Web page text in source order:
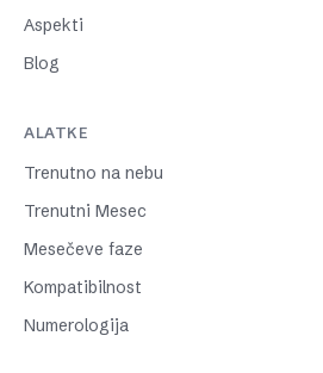
Aspekti
Blog
ALATKE
Trenutno na nebu
Trenutni Mesec
Mesečeve faze
Kompatibilnost
Numerologija